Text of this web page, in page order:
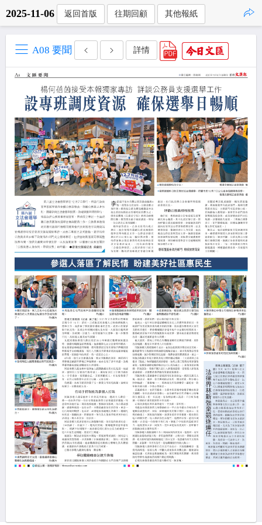
2025-11-06 返回首版 往期回顧 其他報紙
A08 要聞 詳情